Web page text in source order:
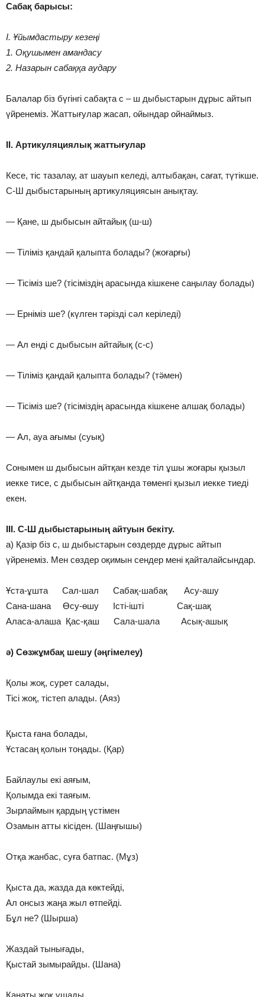
Сабақ барысы:
І. Ұйымдастыру кезеңі
1. Оқушымен амандасу
2. Назарын сабаққа аудару
Балалар біз бүгінгі сабақта с – ш дыбыстарын дұрыс айтып
үйренеміз. Жаттығулар жасап, ойындар ойнаймыз.
ІІ. Артикуляциялық жаттығулар
Кесе, тіс тазалау, ат шауып келеді, алтыбақан, сағат, түтікше.
С-Ш дыбыстарының артикуляциясын анықтау.
— Қане, ш дыбысын айтайық (ш-ш)
— Тіліміз қандай қалыпта болады? (жоғарғы)
— Тісіміз ше? (тісіміздің арасында кішкене саңылау болады)
— Ерніміз ше? (күлген тәрізді сәл керіледі)
— Ал енді с дыбысын айтайық (с-с)
— Тіліміз қандай қалыпта болады? (тӛмен)
— Тісіміз ше? (тісіміздің арасында кішкене алшақ болады)
— Ал, ауа ағымы (суық)
Сонымен ш дыбысын айтқан кезде тіл ұшы жоғары қызыл
иекке тисе, с дыбысын айтқанда төменгі қызыл иекке тиеді
екен.
ІІІ. С-Ш дыбыстарының айтуын бекіту.
а) Қазір біз с, ш дыбыстарын сөздерде дұрыс айтып
үйренеміз. Мен сөздер оқимын сендер мені қайталайсындар.
Ұста-ұшта Сал-шал Сабақ-шабақ Асу-ашу
Сана-шана Өсу-өшу Істі-ішті Сақ-шақ
Аласа-алаша Қас-қаш Сала-шала Асық-ашық
ә) Сөзжұмбақ шешу (әңгімелеу)
Қолы жоқ, сурет салады,
Тісі жоқ, тістеп алады. (Аяз)
Қыста ғана болады,
Ұстасаң қолын тоңады. (Қар)
Байлаулы екi аяғым,
Қолымда екi таяғым.
Зырлаймын қардың үстiмен
Озамын атты кiсiден. (Шаңғышы)
Отқа жанбас, суға батпас. (Мұз)
Қыста да, жазда да көктейдi,
Ал онсыз жаңа жыл өтпейдi.
Бұл не? (Шырша)
Жаздай тынығады,
Қыстай зымырайды. (Шана)
Қанаты жоқ,ұшады,